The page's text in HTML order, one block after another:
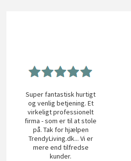
Super fantastisk hurtigt
og venlig betjening. Et
virkeligt professionelt
firma - som er til at stole
på. Tak for hjælpen
TrendyLiving.dk... Vi er
mere end tilfredse
kunder.